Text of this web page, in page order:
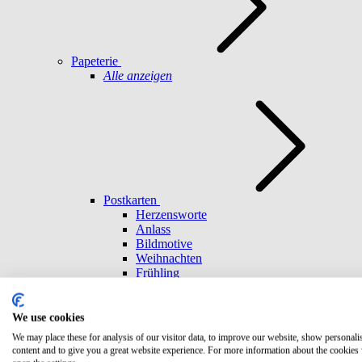
Papeterie
Alle anzeigen
Postkarten
Herzensworte
Anlass
Bildmotive
Weihnachten
Frühling
Geburtstag
Abenteuer
We use cookies
We may place these for analysis of our visitor data, to improve our website, show
content and to give you a great website experience. For more information about the cookies